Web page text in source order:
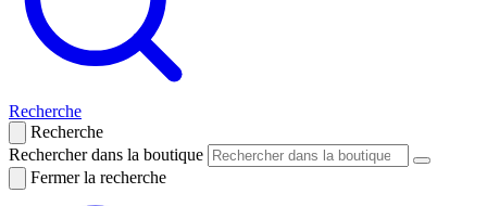
Recherche
Recherche
Rechercher dans la boutique
Fermer la recherche